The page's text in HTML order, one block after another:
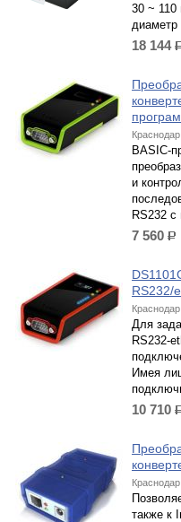
30 ~ 110
диаметр
18 144
Краснодар
BASIC-
и
RS232
7 560 р.
RS232/
Краснодар
Для
RS232-
Имея
10 710
Краснодар
также к